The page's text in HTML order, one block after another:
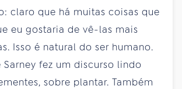
claro que há muitas coisas que
eu gostaria de vê-las mais
Isso é natural do ser humano.
Sarney fez um discurso lindo
sobre plantar. Também